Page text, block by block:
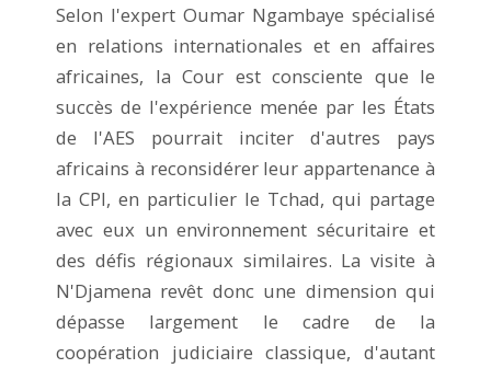
Selon l'expert Oumar Ngambaye spécialisé
en relations internationales et en affaires
africaines, la Cour est consciente que le
succès de l'expérience menée par les États
de l'AES pourrait inciter d'autres pays
africains à reconsidérer leur appartenance à
la CPI, en particulier le Tchad, qui partage
avec eux un environnement sécuritaire et
des défis régionaux similaires. La visite à
N'Djamena revêt donc une dimension qui
dépasse largement le cadre de la
coopération judiciaire classique, d'autant